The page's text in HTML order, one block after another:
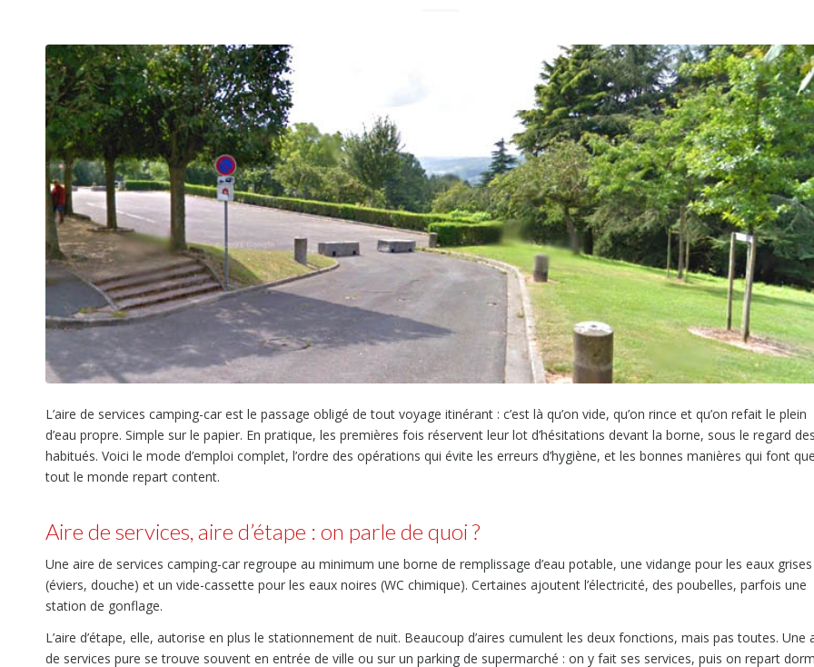
L’aire de services camping-car est le passage obligé de tout voyage itinérant : c’est là qu’on vide, qu’on rince et qu’on refait le plein
d’eau propre. Simple sur le papier. En pratique, les premières fois réservent leur lot d’hésitations devant la borne, sous le regard
habitués. Voici le mode d’emploi complet, l’ordre des opérations qui évite les erreurs d’hygiène, et les bonnes manières qui font
tout le monde repart content.
Aire de services, aire d’étape : on parle de quoi ?
Une aire de services camping-car regroupe au minimum une borne de remplissage d’eau potable, une vidange pour les eaux grises
(éviers, douche) et un vide-cassette pour les eaux noires (WC chimique). Certaines ajoutent l’électricité, des poubelles, parfois une
station de gonflage.
L’aire d’étape, elle, autorise en plus le stationnement de nuit. Beaucoup d’aires cumulent les deux fonctions, mais pas toutes. Une
de services pure se trouve souvent en entrée de ville ou sur un parking de supermarché : on y fait ses services, puis on repart